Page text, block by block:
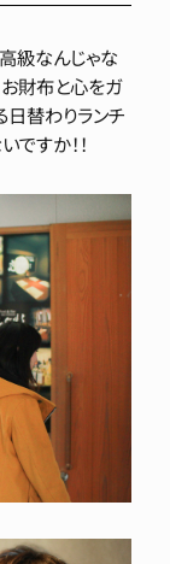
級なんじゃな
お財布と心をガ
日替わりランチ
すか！！